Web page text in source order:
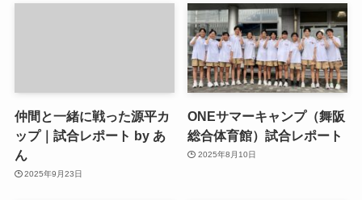
仲間と一緒に戦った源平カ
ップ｜試合レポート by あ
ん
2025年9月23日
ONEサマーキャンプ（舞阪
総合体育館）試合レポート
2025年8月10日